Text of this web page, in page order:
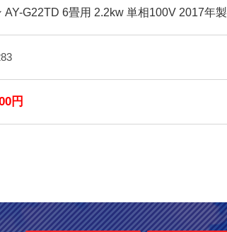
AY-G22TD 6畳用 2.2kw 単相100V 2017年製
円